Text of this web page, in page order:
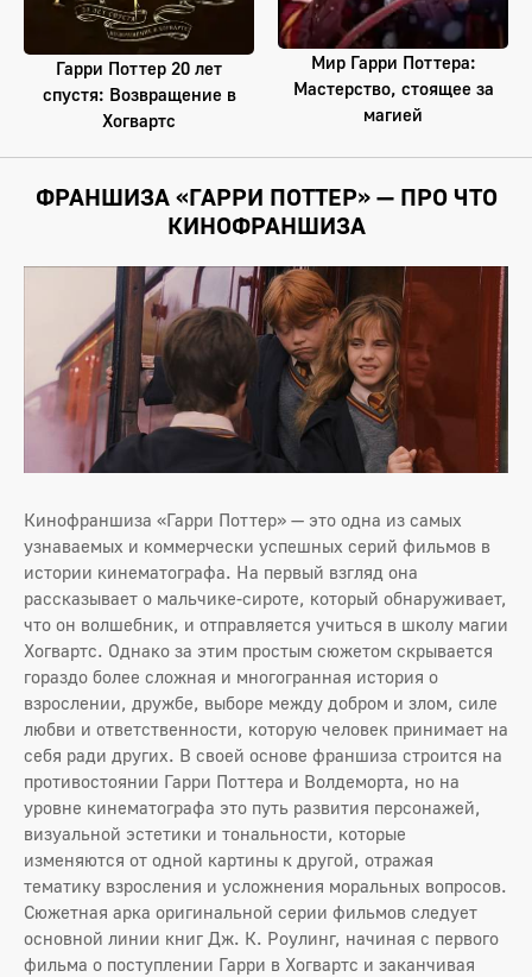
Гарри Поттер 20 лет
спустя: Возвращение в
Хогвартс
Мир Гарри Поттера:
Мастерство, стоящее за
магией
ФРАНШИЗА «ГАРРИ ПОТТЕР» — ПРО ЧТО
КИНОФРАНШИЗА
Кинофраншиза «Гарри Поттер» — это одна из самых
узнаваемых и коммерчески успешных серий фильмов в
истории кинематографа. На первый взгляд она
рассказывает о мальчике-сироте, который обнаруживает,
что он волшебник, и отправляется учиться в школу магии
Хогвартс. Однако за этим простым сюжетом скрывается
гораздо более сложная и многогранная история о
взрослении, дружбе, выборе между добром и злом, силе
любви и ответственности, которую человек принимает на
себя ради других. В своей основе франшиза строится на
противостоянии Гарри Поттера и Волдеморта, но на
уровне кинематографа это путь развития персонажей,
визуальной эстетики и тональности, которые
изменяются от одной картины к другой, отражая
тематику взросления и усложнения моральных вопросов.
Сюжетная арка оригинальной серии фильмов следует
основной линии книг Дж. К. Роулинг, начиная с первого
фильма о поступлении Гарри в Хогвартс и заканчивая